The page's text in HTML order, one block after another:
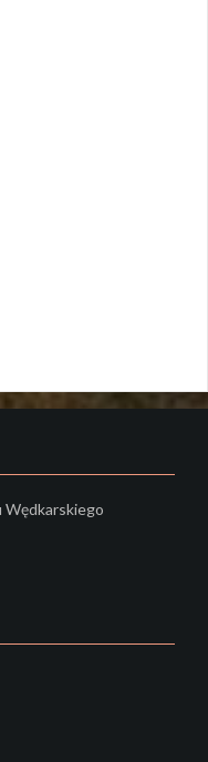
Wędkarskiego